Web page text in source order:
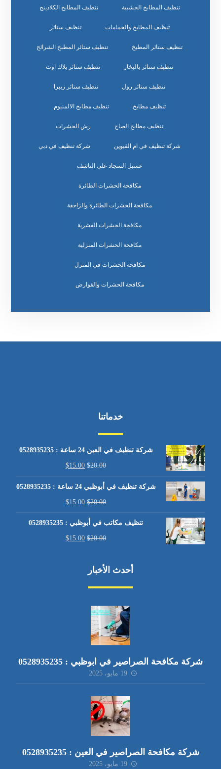
تنظيف المطابخ الخشبية تنظيف المطابخ الكلادينج
تنظيف المطابخ والحمامات تنظيف ستائر
تنظيف ستائر المطبخ تنظيف ستائر المطبخ الشرائح
تنظيف ستائر بالبخار تنظيف ستائر بلاك اوت
تنظيف ستائر رول تنظيف ستائر زيبرا
تنظيف مطابخ تنظيف مطابخ الالمنيوم
تنظيف مطابخ الصاج رش الحشرات
شركة تنظيف في ام القيوين شركة تنظيف في دبي
غسيل السجاد على الناشف
مكافحة الحشرات الطائرة
مكافحة الحشرات الطائرة والزاحفة
مكافحة الحشرات القشرية
مكافحة الحشرات المنزلية
مكافحة الحشرات في المنزل
مكافحة الحشرات والقوارض
خدماتنا
شركة تنظيف في العين 24 ساعة : 0528935235
$20.00
$15.00
شركة تنظيف في أبوظبي 24 ساعة : 0528935235
$20.00
$15.00
تنظيف مكاتب في أبوظبي : 0528935235
$20.00
$15.00
أحدث الأخبار
شركة مكافحة الصراصير في ابوظبي : 0528935235
19 مايو، 2025
شركة مكافحة الصراصير في العين : 0528935235
19 مايو، 2025